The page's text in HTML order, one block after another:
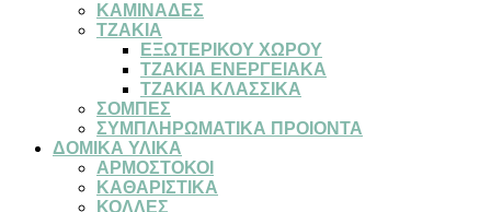
ΚΑΜΙΝΑΔΕΣ
ΤΖΑΚΙΑ
ΕΞΩΤΕΡΙΚΟΥ ΧΩΡΟΥ
ΤΖΑΚΙΑ ΕΝΕΡΓΕΙΑΚΑ
ΤΖΑΚΙΑ ΚΛΑΣΣΙΚΑ
ΣΟΜΠΕΣ
ΣΥΜΠΛΗΡΩΜΑΤΙΚΑ ΠΡΟΙΟΝΤΑ
ΔΟΜΙΚΑ ΥΛΙΚΑ
ΑΡΜΟΣΤΟΚΟΙ
ΚΑΘΑΡΙΣΤΙΚΑ
ΚΟΛΛΕΣ